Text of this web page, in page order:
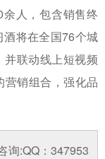
人，包含销售终
将在全国76个城
并联动线上短视频
销组合，强化品
询:QQ：347953